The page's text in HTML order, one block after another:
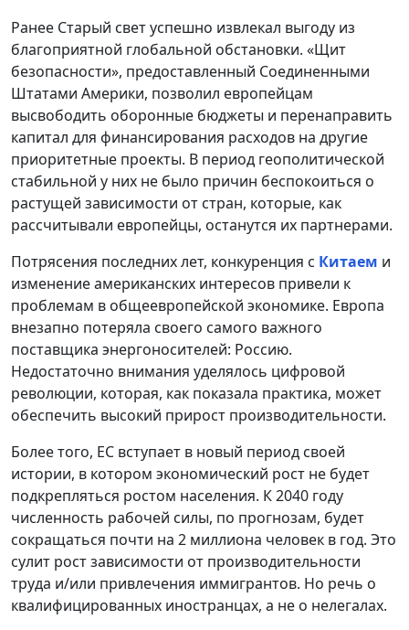
Ранее Старый свет успешно извлекал выгоду из
благоприятной глобальной обстановки. «Щит
безопасности», предоставленный Соединенными
Штатами Америки, позволил европейцам
высвободить оборонные бюджеты и перенаправить
капитал для финансирования расходов на другие
приоритетные проекты. В период геополитической
стабильной у них не было причин беспокоиться о
растущей зависимости от стран, которые, как
рассчитывали европейцы, останутся их партнерами.
Потрясения последних лет, конкуренция с Китаем и
изменение американских интересов привели к
проблемам в общеевропейской экономике. Европа
внезапно потеряла своего самого важного
поставщика энергоносителей: Россию.
Недостаточно внимания уделялось цифровой
революции, которая, как показала практика, может
обеспечить высокий прирост производительности.
Более того, ЕС вступает в новый период своей
истории, в котором экономический рост не будет
подкрепляться ростом населения. К 2040 году
численность рабочей силы, по прогнозам, будет
сокращаться почти на 2 миллиона человек в год. Это
сулит рост зависимости от производительности
труда и/или привлечения иммигрантов. Но речь о
квалифицированных иностранцах, а не о нелегалах.